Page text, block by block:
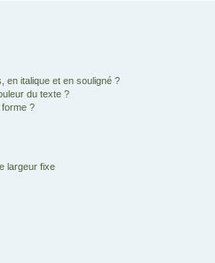
en italique et en souligné ?
du texte ?
?
largeur fixe